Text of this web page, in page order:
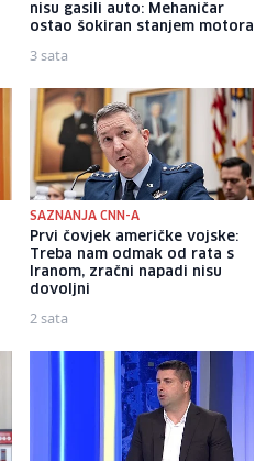
nisu gasili auto: Mehaničar
ostao šokiran stanjem motora
3 sata
SAZNANJA CNN-A
Prvi čovjek američke vojske:
Treba nam odmak od rata s
Iranom, zračni napadi nisu
dovoljni
2 sata